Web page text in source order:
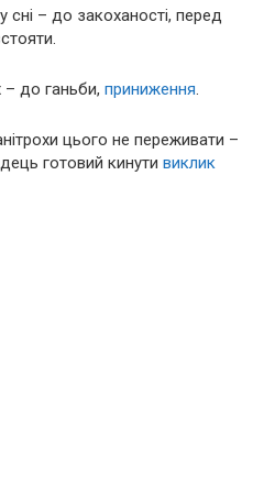
сні – до закоханості, перед
– до ганьби, приниження.
цього не переживати –
готовий кинути виклик